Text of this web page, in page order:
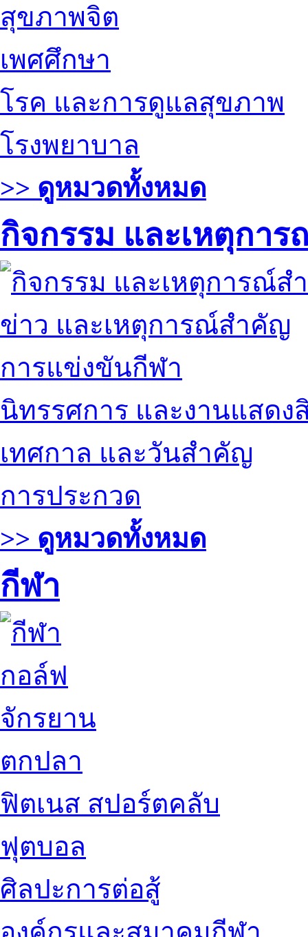
สุขภาพจิต
เพศศึกษา
โรค และการดูแลสุขภาพ
โรงพยาบาล
>> ดูหมวดทั้งหมด
กิจกรรม และเหตุกา
ข่าว และเหตุการณ์สำคัญ
การแข่งขันกีฬา
นิทรรศการ และงานแสดง
เทศกาล และวันสำคัญ
การประกวด
>> ดูหมวดทั้งหมด
กีฬา
กอล์ฟ
จักรยาน
ตกปลา
ฟิตเนส สปอร์ตคลับ
ฟุตบอล
ศิลปะการต่อสู้